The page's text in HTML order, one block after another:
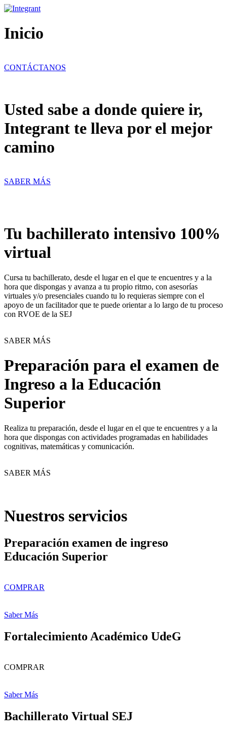
Ir
contenido
Inicio
CONTÁCTANOS
Usted sabe a donde quiere ir,
Integrant te lleva por el mejor
camino
SABER MÁS
Tu bachillerato intensivo 100%
virtual
Cursa tu bachillerato, desde el lugar en el que te encuentres y a la
hora que dispongas y avanza a tu propio ritmo, con asesorías
virtuales y/o presenciales cuando tu lo requieras siempre con el
apoyo de un facilitador que te puede orientar a lo largo de tu proceso
con RVOE de la SEJ
SABER MÁS
Preparación para el examen de
Ingreso a la Educación
Superior
Realiza tu preparación, desde el lugar en el que te encuentres y a la
hora que dispongas con actividades programadas en habilidades
cognitivas, matemáticas y comunicación.
SABER MÁS
Nuestros servicios
Preparación examen de ingreso
Educación Superior
COMPRAR
Saber Más
Fortalecimiento Académico UdeG
COMPRAR
Saber Más
Bachillerato Virtual SEJ